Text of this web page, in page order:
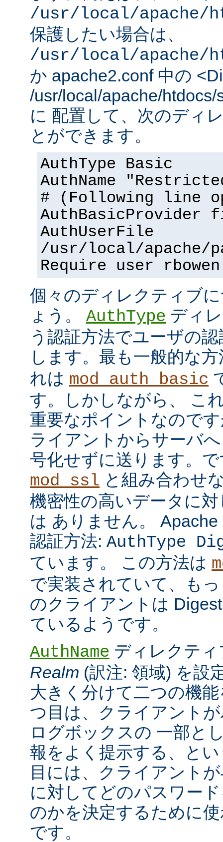
/usr/local/apache/
保護したい場合は、
/usr/local/apache/
か apache2.conf 中の
/usr/local/apache/
に 配置して、次のディ
とができます。
AuthType Basic
AuthName
# (Following line
AuthBasicProvider
AuthUserFile
/usr/local/apache/
Require user rbowen
個々のディレクティブ
ょう。 AuthType ディ
う認証方法でユーザの
します。最も一般的な
れは mod_auth_basic
す。しかしながら、 こ
重要なポイントなので
ライアントからサーバ
号化せずに送ります。
mod_ssl と組み合わせ
機密性の高いデータに
は ありません。
認証方法: AuthType
ています。 この方法は
で実装されていて、も
のクライアントは
ているようです。
AuthName ディレクテ
Realm (訳注: 領域) を設
大きく分けて二つの機
つ目は、クライアント
ログボックスの 一部と
報をよく提示する、と
目には、クライアント
に対してどのパスワー
のかを決定するために
です。